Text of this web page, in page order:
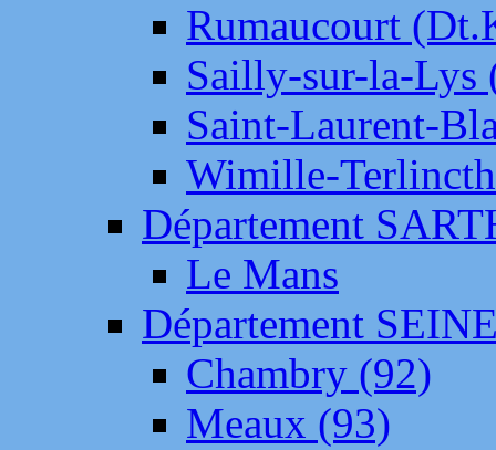
Rumaucourt
Sailly-sur-la-Lys
Saint-Laurent-
Wimille-
Département
Le Mans
Département
Chambry (92)
Meaux (93)